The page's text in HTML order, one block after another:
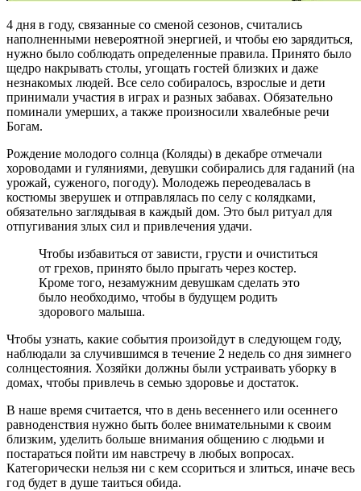
4 дня в году, связанные со сменой сезонов, считались
наполненными невероятной энергией, и чтобы ею зарядиться,
нужно было соблюдать определенные правила. Принято было
щедро накрывать столы, угощать гостей близких и даже
незнакомых людей. Все село собиралось, взрослые и дети
принимали участия в играх и разных забавах. Обязательно
поминали умерших, а также произносили хвалебные речи
Богам.
Рождение молодого солнца (Коляды) в декабре отмечали
хороводами и гуляниями, девушки собирались для гаданий (на
урожай, суженого, погоду). Молодежь переодевалась в
костюмы зверушек и отправлялась по селу с колядками,
обязательно заглядывая в каждый дом. Это был ритуал для
отпугивания злых сил и привлечения удачи.
Чтобы избавиться от зависти, грусти и очиститься
от грехов, принято было прыгать через костер.
Кроме того, незамужним девушкам сделать это
было необходимо, чтобы в будущем родить
здорового малыша.
Чтобы узнать, какие события произойдут в следующем году,
наблюдали за случившимся в течение 2 недель со дня зимнего
солнцестояния. Хозяйки должны были устраивать уборку в
домах, чтобы привлечь в семью здоровье и достаток.
В наше время считается, что в день весеннего или осеннего
равноденствия нужно быть более внимательными к своим
близким, уделить больше внимания общению с людьми и
постараться пойти им навстречу в любых вопросах.
Категорически нельзя ни с кем ссориться и злиться, иначе весь
год будет в душе таиться обида.